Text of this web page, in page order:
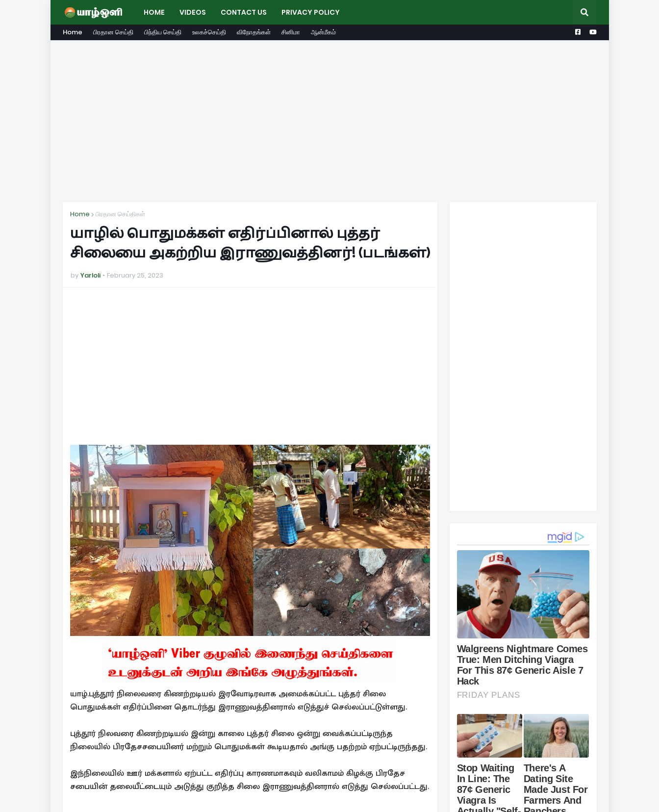
HOME VIDEOS CONTACT US PRIVACY POLICY
Home பிரதான செய்தி பிந்திய செய்தி உலகச்செய்தி விநோதங்கள் சினிமா ஆன்மீகம்
Home பிரதான செய்திகள்
யாழில் பொதுமக்கள் எதிர்ப்பினால் புத்தர்
சிலையை அகற்றிய இராணுவத்தினர்! (படங்கள்)
by Yarloli February 25, 2023
யாழ்.புத்தூர் நிலைவரை கிணற்றடியல் இரவோடிரவாக அமைக்கப்பட்ட புத்தர் சிலை
பொதுமக்கள் எதிர்ப்பினை தொடர்ந்து இராணுவத்தினரால் எடுத்துச் செல்லப்பட்டுள்ளது.
புத்தூர் நிலவரை கிணற்றடியல் இன்று காலை புத்தர் சிலை ஒன்று வைக்கப்பட்டிருந்த
நிலையில் பிரதேசசபையினர் மற்றும் பொதுமக்கள் கூடியதால் அங்கு பதற்றம் ஏற்பட்டிருந்தது.
இந்நிலையில் ஊர் மக்களால் ஏற்பட்ட எதிர்ப்பு காரணமாகவும் வலிகாமம் கிழக்கு பிரதேச
சபையின் தலையீட்டையும் அடுத்து குறித்த சிலை இராணுவத்தினரால் எடுத்து செல்லப்பட்டது.